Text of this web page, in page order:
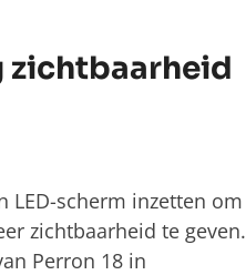
zichtbaarheid
LED-scherm inzetten om
zichtbaarheid te geven.
Perron 18 in